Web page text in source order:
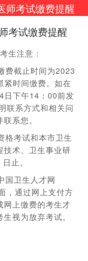
师考试缴费提醒
考试缴费提醒
生注意：
费截止时间为2023
紧时间缴费。如在
日下午14：00前发
联系方式和相关问
系您。
格考试和本市卫生
技术、卫生事业研
止。
国卫生人才网
，通过网上支付方
网上缴费的考生才
视为放弃考试。